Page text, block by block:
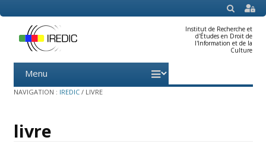
SEARCH
Institut de Recherche et
d'Études en Droit de
l'Information et de la
Culture
Menu
content
NAVIGATION : IREDIC / LIVRE
livre